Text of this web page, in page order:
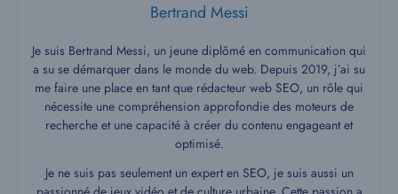
Bertrand Messi
Je suis Bertrand Messi, un jeune diplômé en communication qui
a su se démarquer dans le monde du web. Depuis 2019, j’ai su
me faire une place en tant que rédacteur web SEO, un rôle qui
nécessite une compréhension approfondie des moteurs de
recherche et une capacité à créer du contenu engageant et
optimisé.
Je ne suis pas seulement un expert en SEO, je suis aussi un